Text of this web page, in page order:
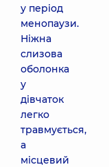
у період
менопаузи.
Ніжна
слизова
оболонка
у
дівчаток
легко
травмується,
а
місцевий